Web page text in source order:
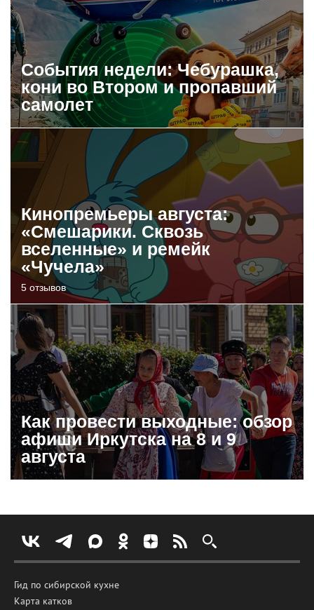
События недели: Чебурашка,
кони во Втором и пропавший
самолет
Кинопремьеры августа:
«Смешарики. Сквозь
вселенные» и ремейк
«Чучела»
5 отзывов
Как провести выходные: обзор
афиши Иркутска на 8 и 9
августа
Гид по сибирской кухне
Карта катков